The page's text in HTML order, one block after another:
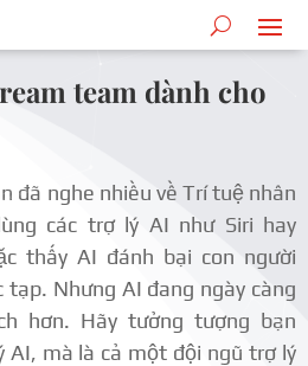
team dành cho
đã nghe nhiều về Trí tuệ nhân
các trợ lý AI như Siri hay
thấy AI đánh bại con người
Nhưng AI đang ngày càng
hơn. Hãy tưởng tượng bạn
AI, mà là cả một đội ngũ trợ lý